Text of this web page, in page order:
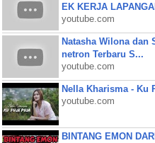
EK KERJA
youtube.com
Natasha Wilona dan
netron Terbaru S...
youtube.com
Nella Kharisma - Ku
youtube.com
BINTANG EMON